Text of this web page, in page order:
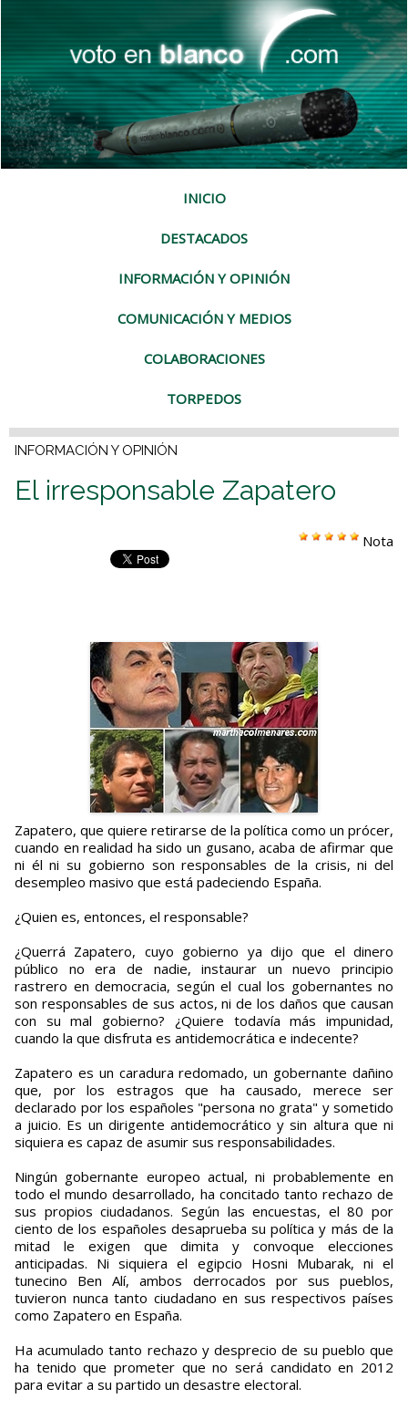
INICIO
DESTACADOS
INFORMACIÓN Y OPINIÓN
COMUNICACIÓN Y MEDIOS
COLABORACIONES
TORPEDOS
INFORMACIÓN Y OPINIÓN
El irresponsable Zapatero
Nota
Zapatero, que quiere retirarse de la política como un prócer,
cuando en realidad ha sido un gusano, acaba de afirmar que
ni él ni su gobierno son responsables de la crisis, ni del
desempleo masivo que está padeciendo España.
¿Quien es, entonces, el responsable?
¿Querrá Zapatero, cuyo gobierno ya dijo que el dinero
público no era de nadie, instaurar un nuevo principio
rastrero en democracia, según el cual los gobernantes no
son responsables de sus actos, ni de los daños que causan
con su mal gobierno? ¿Quiere todavía más impunidad,
cuando la que disfruta es antidemocrática e indecente?
Zapatero es un caradura redomado, un gobernante dañino
que, por los estragos que ha causado, merece ser
declarado por los españoles "persona no grata" y sometido
a juicio. Es un dirigente antidemocrático y sin altura que ni
siquiera es capaz de asumir sus responsabilidades.
Ningún gobernante europeo actual, ni probablemente en
todo el mundo desarrollado, ha concitado tanto rechazo de
sus propios ciudadanos. Según las encuestas, el 80 por
ciento de los españoles desaprueba su política y más de la
mitad le exigen que dimita y convoque elecciones
anticipadas. Ni siquiera el egipcio Hosni Mubarak, ni el
tunecino Ben Alí, ambos derrocados por sus pueblos,
tuvieron nunca tanto ciudadano en sus respectivos países
como Zapatero en España.
Ha acumulado tanto rechazo y desprecio de su pueblo que
ha tenido que prometer que no será candidato en 2012
para evitar a su partido un desastre electoral.